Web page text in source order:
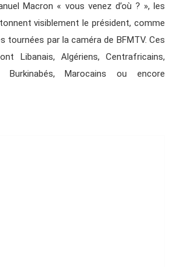
Macron « vous venez d’où ? », les
visiblement le président, comme
tournées par la caméra de BFMTV. Ces
Libanais, Algériens, Centrafricains,
Burkinabés, Marocains ou encore